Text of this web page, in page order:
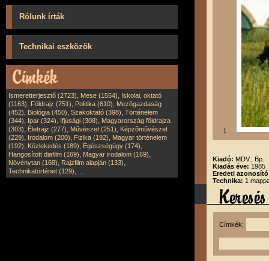
Rólunk írták
Technikai eszközök
Ismeretterjesztő (2723), Mese (1554), Iskolai, oktató
(1163), Földrajz (751), Politika (610), Mezőgazdaság
(452), Biológia (450), Szakoktató (398), Történelem
(344), Ipar (324), Ifjúsági (308), Magyarország földrajza
(303), Életrajz (277), Művészet (251), Képzőművészet
(229), Irodalom (200), Fizika (192), Magyar történelem
(192), Közlekedés (189), Egészségügy (174),
Hangosított diafilm (169), Magyar irodalom (169),
Növénytan (168), Rajzfilm alapján (133),
Technikatörténet (129),
1
Kiadó: MDV., Bp.
Kiadás éve: 1985
Eredeti
Technika: 1
Címkék: